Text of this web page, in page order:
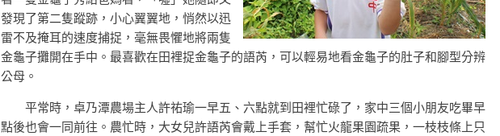
發現了第二隻蹤跡，小心翼翼地，悄然以迅
雷不及掩耳的速度捕捉，毫無畏懼地將兩隻
金龜子攤開在手中。最喜歡在田裡捉金龜子的語芮，可以輕易地看金龜子的肚子和腳型分辨
公母。
平常時，卓乃潭農場主人許祐瑜一早五、六點就到田裡忙碌了，家中三個小朋友吃畢早
點後也會一同前往。農忙時，大女兒許語芮會戴上手套，幫忙火龍果園疏果，一枝枝條上只